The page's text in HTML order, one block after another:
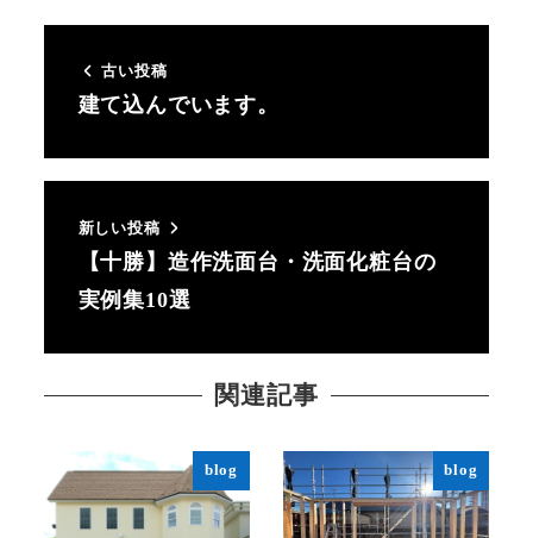
古い投稿
建て込んでいます。
新しい投稿
【十勝】造作洗面台・洗面化粧台の
実例集10選
関連記事
blog blog